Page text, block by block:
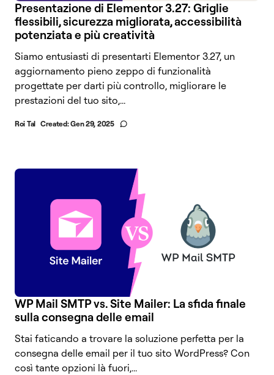
Presentazione di Elementor 3.27: Griglie
flessibili, sicurezza migliorata, accessibilità
potenziata e più creatività
Siamo entusiasti di presentarti Elementor 3.27, un
aggiornamento pieno zeppo di funzionalità
progettate per darti più controllo, migliorare le
prestazioni del tuo sito,...
Roi Tal Created:Gen 29, 2025
WP Mail SMTP vs. Site Mailer: La sfida finale
sulla consegna delle email
Stai faticando a trovare la soluzione perfetta per la
consegna delle email per il tuo sito WordPress? Con
così tante opzioni là fuori,...